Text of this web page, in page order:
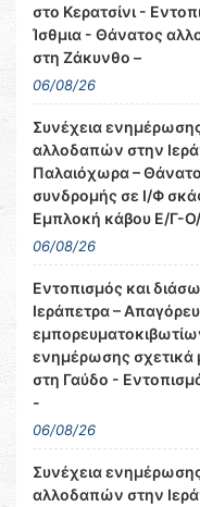
στο Κερατσίνι -
Ίσθμια - Θάνατος
στη Ζάκυνθο –
06/08/26
Συνέχεια
αλλοδαπών στην
Παλαιόχωρα –
συνδρομής σε Ι/Φ
Εμπλοκή κάβου Ε/Γ-Ο/
06/08/26
Εντοπισμός και
Ιεράπετρα –
ενημέρωσης σχετικά
στη Γαύδο -
-
06/08/26
Συνέχεια
αλλοδαπών στην